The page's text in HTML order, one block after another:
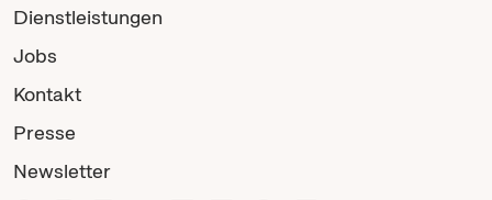
Dienstleistungen
Jobs
Kontakt
Presse
Newsletter